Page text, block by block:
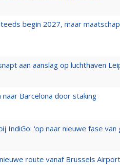
begin 2027, maar
aan aanslag op luchthaven
Barcelona door staking
IndiGo: 'op naar nieuwe fase van
route vanaf Brussels Airport